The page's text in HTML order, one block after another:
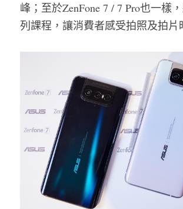
峰；至於ZenFone 7 / 7 Pro也一樣
列課程，讓消費者感受拍照及拍片